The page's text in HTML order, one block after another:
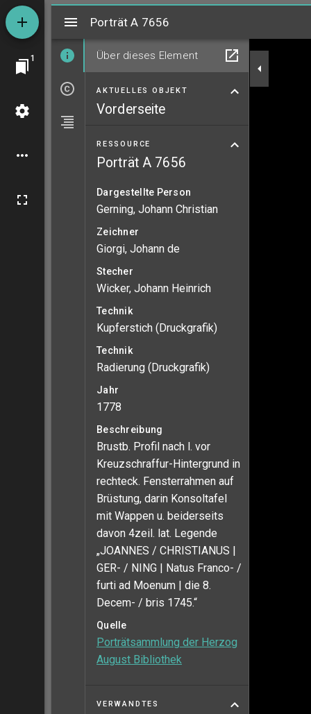
1
MiradorPorträt A 7656
Über dieses Element
AKTUELLES OBJEKT
Vorderseite
RESSOURCE
Porträt A 7656
Dargestellte Person
Gerning, Johann Christian
Zeichner
Giorgi, Johann de
Stecher
Wicker, Johann Heinrich
Technik
Kupferstich (Druckgrafik)
Technik
Radierung (Druckgrafik)
Jahr
1778
Beschreibung
Brustb. Profil nach l. vor
Kreuzschraffur-Hintergrund in
rechteck. Fensterrahmen auf
Brüstung, darin Konsoltafel
mit Wappen u. beiderseits
davon 4zeil. lat. Legende
„JOANNES / CHRISTIANUS |
GER- / NING | Natus Franco- /
furti ad Moenum | die 8.
Decem- / bris 1745.“
Quelle
Porträtsammlung der Herzog
August Bibliothek
VERWANDTES
Porträt A 7656